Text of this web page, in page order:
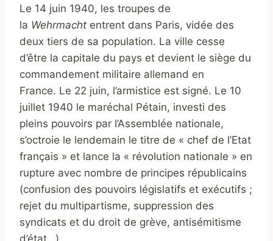
Le 14 juin 1940, les troupes de
la Wehrmacht entrent dans Paris, vidée des
deux tiers de sa population. La ville cesse
d’être la capitale du pays et devient le siège du
commandement militaire allemand en
France. Le 22 juin, l’armistice est signé. Le 10
juillet 1940 le maréchal Pétain, investi des
pleins pouvoirs par l’Assemblée nationale,
s’octroie le lendemain le titre de « chef de l’Etat
français » et lance la « révolution nationale » en
rupture avec nombre de principes républicains
(confusion des pouvoirs législatifs et exécutifs ;
rejet du multipartisme, suppression des
syndicats et du droit de grève, antisémitisme
d’état…).